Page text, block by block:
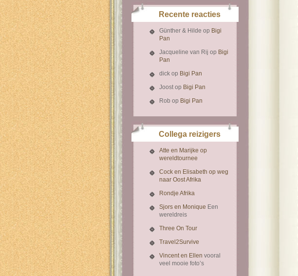
Recente reacties
Günther & Hilde op Bigi
Pan
Jacqueline van Rij op Bigi
Pan
dick op Bigi Pan
Joostop Bigi Pan
Rob op Bigi Pan
Collega reizigers
Atte en Marijke op
wereldtournee
Cock en Elisabeth op weg
naar Oost Afrika
Rondje Afrika
Sjors en Monique Een
wereldreis
Three On Tour
Travel2Survive
Vincent en Ellen vooral
veel mooie foto’s